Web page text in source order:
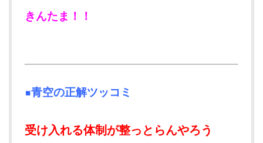
きんたま！！
▪青空の正解ツッコミ
受け入れる体制が整っとらんやろう